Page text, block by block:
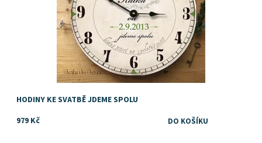
HODINY KE SVATBĚ JDEME SPOLU
979 Kč